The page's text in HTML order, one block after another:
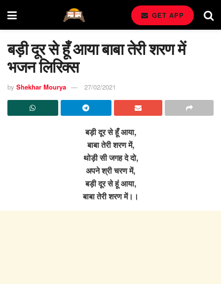
GET APP
बड़ी दूर से हूँ आया बाबा तेरी शरण में
भजन लिरिक्स
by Shekhar Mourya 27/02/2021
बड़ी दूर से हूँ आया,
बाबा तेरी शरण में,
थोड़ी सी जगह दे दो,
अपने श्री चरण में,
बड़ी दूर से हूं आया,
बाबा तेरी शरण में।।